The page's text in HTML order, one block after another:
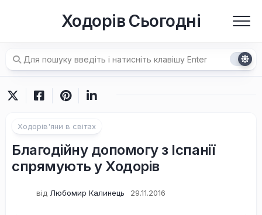
Ходорів Сьогодні
Ходорів'яни в світах
Благодійну допомогу з Іспанії
спрямують у Ходорів
від Любомир Калинець 29.11.2016